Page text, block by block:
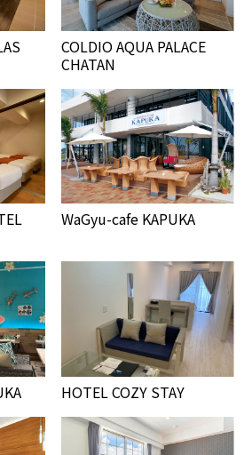
COLDIO AQUA PALACE
CHATAN
WaGyu-cafe KAPUKA
HOTEL COZY STAY